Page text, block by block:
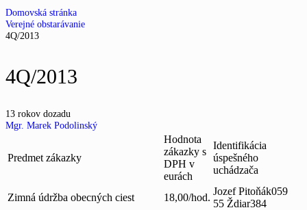
Domovská stránka
Verejné obstarávanie
4Q/2013
4Q/2013
13 rokov dozadu
Mgr. Marek Podolinský
Predmet zákazky
Hodnota
zákazky s
DPH v
eurách
Identifikácia
úspešného
uchádzača
Zimná údržba obecných ciest 18,00/hod.
Jozef Pitoňák059
55 Ždiar384